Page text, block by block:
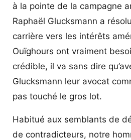
à la pointe de la campagne
Raphaël Glucksmann a
carrière vers les intérêts
Ouïghours ont vraiment
crédible, il va sans dire
Glucksmann leur avocat
pas touché le gros lot.
Habitué aux semblants de
de contradicteurs, notre